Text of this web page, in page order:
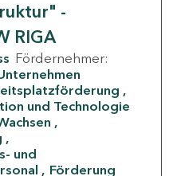
-
RIGA
Fördernehmer:
und Technologie
und
Förderung